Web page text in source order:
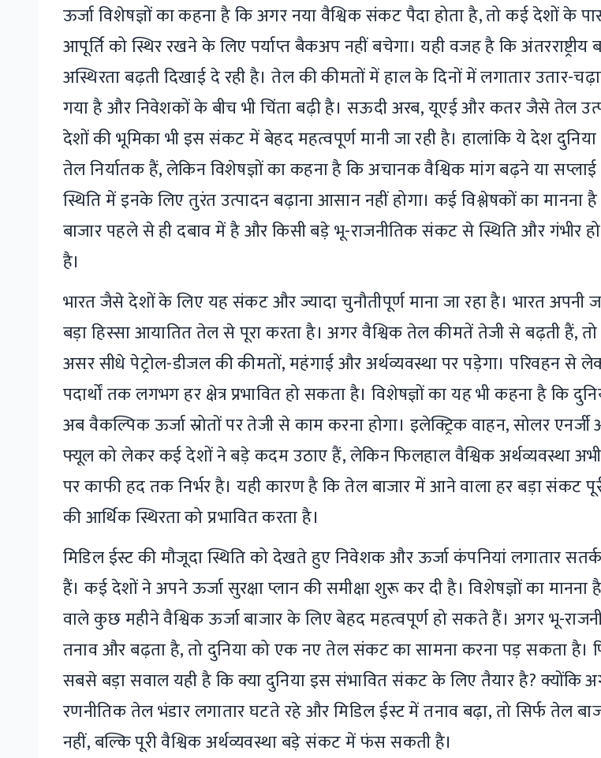
ऊर्जा विशेषज्ञों का कहना है कि अगर नया वैश्विक संकट पैदा होता है, तो कई देशों के
आपूर्ति को स्थिर रखने के लिए पर्याप्त बैकअप नहीं बचेगा। यही वजह है कि अंतरराष्ट्रीय
अस्थिरता बढ़ती दिखाई दे रही है। तेल की कीमतों में हाल के दिनों में लगातार उतार-
गया है और निवेशकों के बीच भी चिंता बढ़ी है। सऊदी अरब, यूएई और कतर जैसे तेल
देशों की भूमिका भी इस संकट में बेहद महत्वपूर्ण मानी जा रही है। हालांकि ये देश
तेल निर्यातक हैं, लेकिन विशेषज्ञों का कहना है कि अचानक वैश्विक मांग बढ़ने या
स्थिति में इनके लिए तुरंत उत्पादन बढ़ाना आसान नहीं होगा। कई विश्लेषकों का मानना
बाजार पहले से ही दबाव में है और किसी बड़े भू-राजनीतिक संकट से स्थिति और गंभीर
है।
भारत जैसे देशों के लिए यह संकट और ज्यादा चुनौतीपूर्ण माना जा रहा है। भारत अपनी
बड़ा हिस्सा आयातित तेल से पूरा करता है। अगर वैश्विक तेल कीमतें तेजी से बढ़ती हैं,
असर सीधे पेट्रोल-डीजल की कीमतों, महंगाई और अर्थव्यवस्था पर पड़ेगा। परिवहन से
पदार्थों तक लगभग हर क्षेत्र प्रभावित हो सकता है। विशेषज्ञों का यह भी कहना है कि
अब वैकल्पिक ऊर्जा स्रोतों पर तेजी से काम करना होगा। इलेक्ट्रिक वाहन, सोलर एनर्जी
फ्यूल को लेकर कई देशों ने बड़े कदम उठाए हैं, लेकिन फिलहाल वैश्विक अर्थव्यवस्था
पर काफी हद तक निर्भर है। यही कारण है कि तेल बाजार में आने वाला हर बड़ा संकट
की आर्थिक स्थिरता को प्रभावित करता है।
मिडिल ईस्ट की मौजूदा स्थिति को देखते हुए निवेशक और ऊर्जा कंपनियां लगातार
हैं। कई देशों ने अपने ऊर्जा सुरक्षा प्लान की समीक्षा शुरू कर दी है। विशेषज्ञों का
वाले कुछ महीने वैश्विक ऊर्जा बाजार के लिए बेहद महत्वपूर्ण हो सकते हैं। अगर भू-
तनाव और बढ़ता है, तो दुनिया को एक नए तेल संकट का सामना करना पड़ सकता है।
सबसे बड़ा सवाल यही है कि क्या दुनिया इस संभावित संकट के लिए तैयार है? क्योंकि
रणनीतिक तेल भंडार लगातार घटते रहे और मिडिल ईस्ट में तनाव बढ़ा, तो सिर्फ तेल
नहीं, बल्कि पूरी वैश्विक अर्थव्यवस्था बड़े संकट में फंस सकती है।